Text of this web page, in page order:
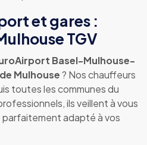
et gares :
TGV
Basel-Mulhouse-
Mulhouse? Nos chauffeurs
toutes les communes du
ils veillent à vous
adapté à vos